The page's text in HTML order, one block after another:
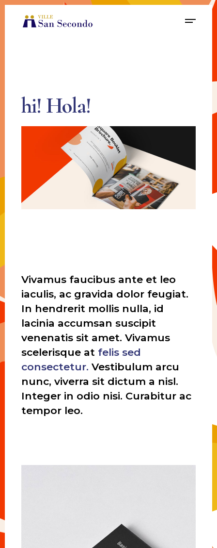
hi! Hola!
Vivamus faucibus ante et leo
iaculis, ac gravida dolor feugiat.
In hendrerit mollis nulla, id
lacinia accumsan suscipit
venenatis sit amet. Vivamus
scelerisque at felis sed
consectetur. Vestibulum arcu
nunc, viverra sit dictum a nisl.
Integer in odio nisi. Curabitur ac
tempor leo.